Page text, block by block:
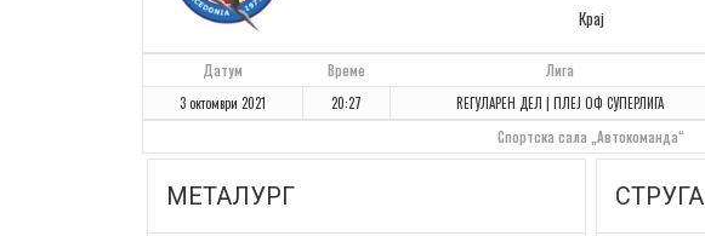
Крај
Датум Време Лига
3 октомври 2021
20:27 REГУЛАРЕН ДЕЛ | ПЛЕЈ ОФ СУПЕРЛИГА
Спортска сала „Автокоманда“
МЕТАЛУРГ СТРУГА